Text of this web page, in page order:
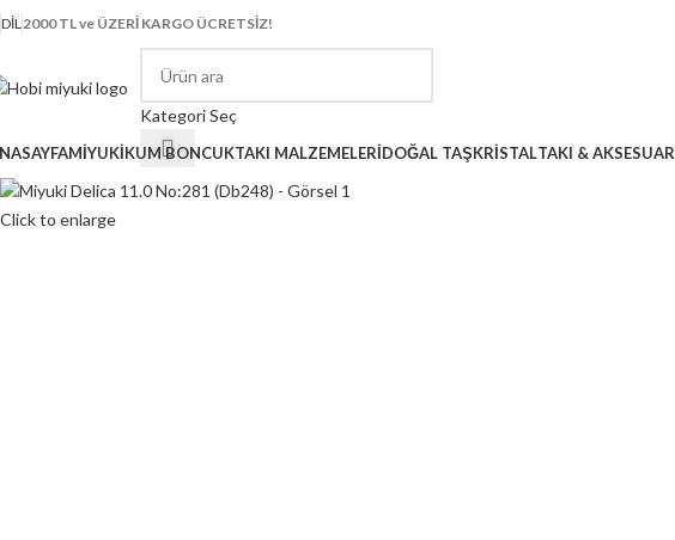
DIL2000 TL ve ÜZERİ KARGO ÜCRETSİZ!
Kategori Seç
MİYUKİKUM BONCUKTAKI MALZEMELERİDOĞAL TAŞKRİSTALTAKI & AKSESUAR
Click to enlarge